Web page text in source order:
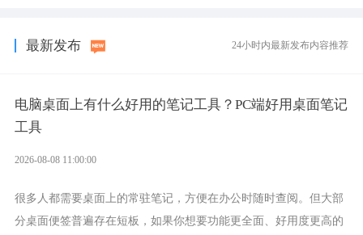
最新发布 24小时内最新发布内容推荐
电脑桌面上有什么好用的笔记工具？PC端好用桌面笔记
工具
2026-08-08 11:00:00
很多人都需要桌面上的常驻笔记，方便在办公时随时查阅。但大部
分桌面便签普遍存在短板，如果你想要功能更全面、好用度更高的